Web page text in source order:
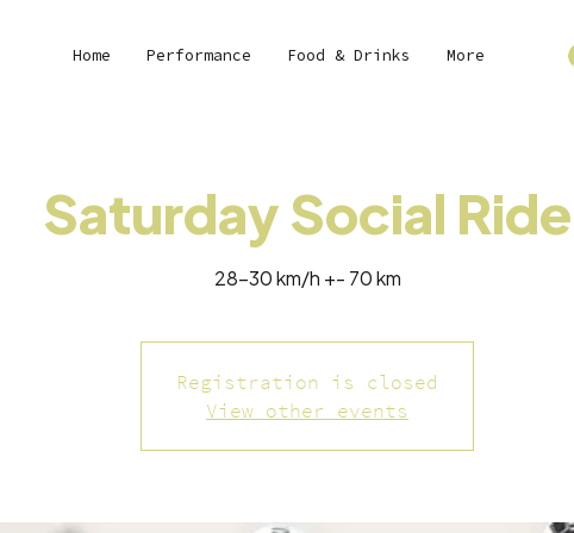
Home Performance Food & Drinks More
Saturday Social Ride
28-30 km/h +- 70 km
Registration is closed
View other events